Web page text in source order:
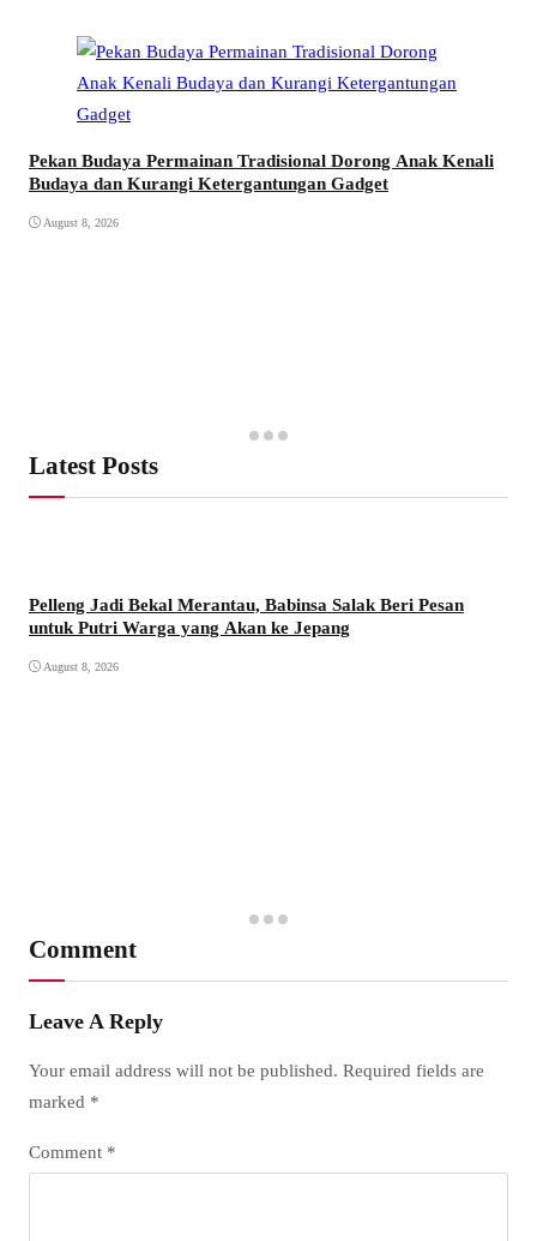
Pekan Budaya Permainan Tradisional Dorong Anak Kenali
Budaya dan Kurangi Ketergantungan Gadget
August 8, 2026
Latest Posts
Pelleng Jadi Bekal Merantau, Babinsa Salak Beri Pesan
untuk Putri Warga yang Akan ke Jepang
August 8, 2026
Comment
Leave A Reply
Your email address will not be published. Required fields are
marked *
Comment *